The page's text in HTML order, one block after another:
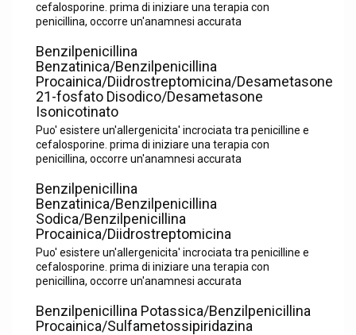
cefalosporine. prima di iniziare una terapia con
penicillina, occorre un'anamnesi accurata
Benzilpenicillina
Benzatinica/Benzilpenicillina
Procainica/Diidrostreptomicina/Desametasone
21-fosfato Disodico/Desametasone
Isonicotinato
Puo' esistere un'allergenicita' incrociata tra penicilline e
cefalosporine. prima di iniziare una terapia con
penicillina, occorre un'anamnesi accurata
Benzilpenicillina
Benzatinica/Benzilpenicillina
Sodica/Benzilpenicillina
Procainica/Diidrostreptomicina
Puo' esistere un'allergenicita' incrociata tra penicilline e
cefalosporine. prima di iniziare una terapia con
penicillina, occorre un'anamnesi accurata
Benzilpenicillina Potassica/Benzilpenicillina
Procainica/Sulfametossipiridazina